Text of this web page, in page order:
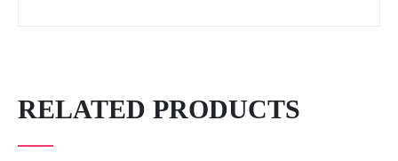
RELATED PRODUCTS